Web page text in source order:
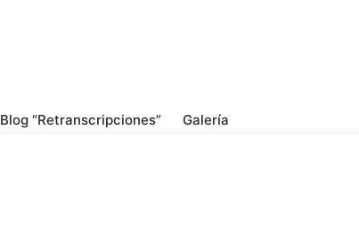
Blog “Retranscripciones” Galería